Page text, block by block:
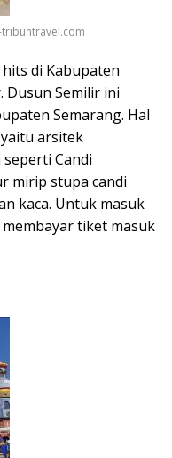
tribuntravel.com
di Kabupaten
Dusun Semilir ini
Semarang. Hal
arsitek
Candi
mirip stupa candi
kaca. Untuk masuk
tiket masuk